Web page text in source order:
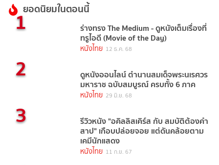
ยอดนิยมในตอนนี้
1 ร่างทรง The Medium - ดูหนังเต็มเรื่องที่
ทรูไอดี (Movie of the Day)
หนังไทย 12 ธ.ค. 68
2 ดูหนังออนไลน์ ตํานานสมเด็จพระนเรศวร
มหาราช ฉบับสมบูรณ์ ครบทั้ง 6 ภาค
หนังไทย 29 มิ.ย. 68
3 รีวิวหนัง "อคิลลิสเคิร์ส กับ สมบัติต้องคำ
สาป" เกือบปล่อยจอย แต่ดันคล้อยตาม
เคมีนักแสดง
หนังไทย 11 ก.ย. 67